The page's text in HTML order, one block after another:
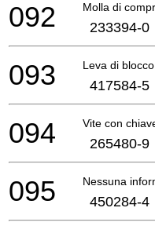
Molla di
092 233394-0
Leva di blocco
093 417584-5
Vite con
094 265480-9
Nessuna
095 450284-4